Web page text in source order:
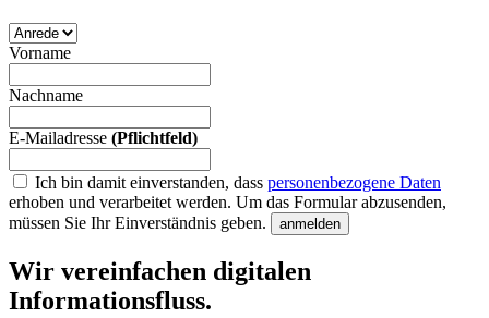
Vorname
Nachname
E-Mailadresse (Pflichtfeld)
Ich bin damit einverstanden, dass personenbezogene Daten
erhoben und verarbeitet werden. Um das Formular abzusenden,
müssen Sie Ihr Einverständnis geben.
anmelden
Wir vereinfachen digitalen
Informationsfluss.